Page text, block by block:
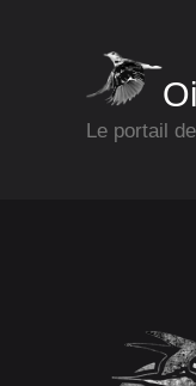
Le portail